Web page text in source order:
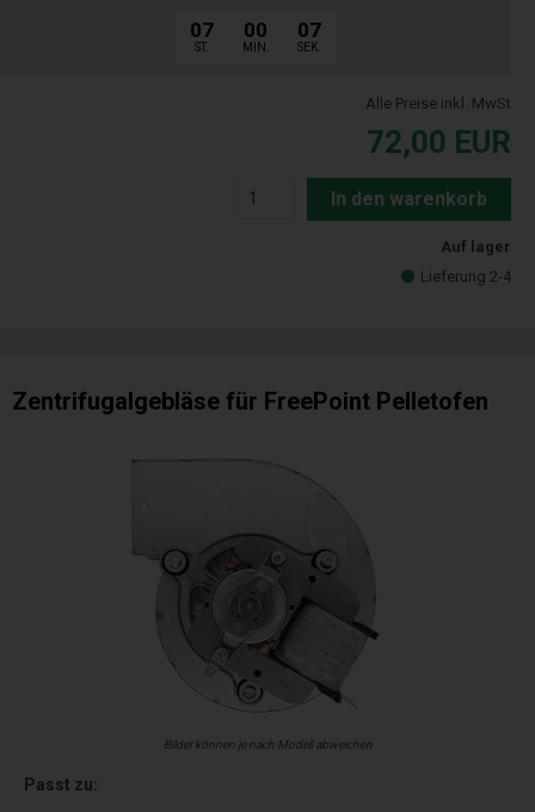
07
ST.
00
MIN.
06
SEK.
Alle Preise inkl. MwSt
72,00 EUR
In den warenkorb
Auf lager
Lieferung 2-4
Zentrifugalgebläse für FreePoint Pelletofen
Bilder können je nach Modell abweichen
Passt zu: